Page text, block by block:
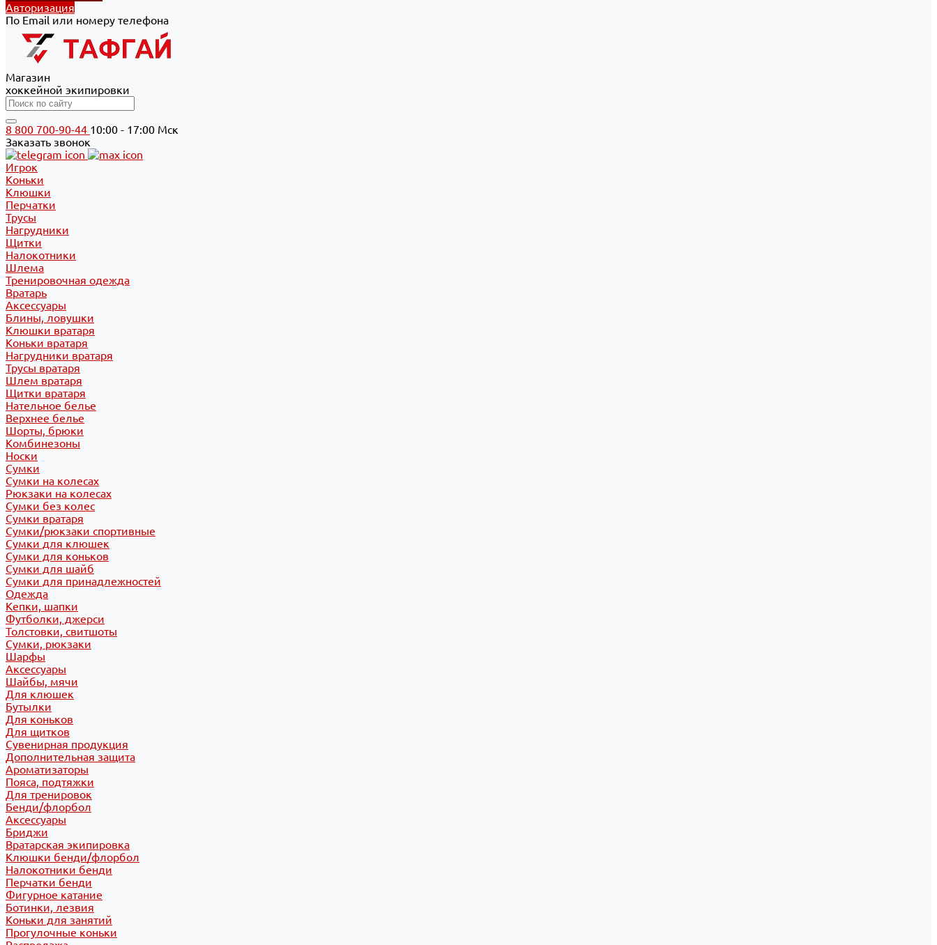
Авторизация
По Email или номеру телефона
Магазин
хоккейной экипировки
8 800 700-90-44 10:00 - 17:00 Мск
Заказать звонок
Игрок
Коньки
Клюшки
Перчатки
Трусы
Нагрудники
Щитки
Налокотники
Шлема
Тренировочная одежда
Вратарь
Аксессуары
Блины, ловушки
Клюшки вратаря
Коньки вратаря
Нагрудники вратаря
Трусы вратаря
Шлем вратаря
Щитки вратаря
Нательное белье
Верхнее белье
Шорты, брюки
Комбинезоны
Носки
Сумки
Сумки на колесах
Рюкзаки на колесах
Сумки без колес
Сумки вратаря
Сумки/рюкзаки спортивные
Сумки для клюшек
Сумки для коньков
Сумки для шайб
Сумки для принадлежностей
Одежда
Кепки, шапки
Футболки, джерси
Толстовки, свитшоты
Сумки, рюкзаки
Шарфы
Аксессуары
Шайбы, мячи
Для клюшек
Бутылки
Для коньков
Для щитков
Сувенирная продукция
Дополнительная защита
Ароматизаторы
Пояса, подтяжки
Для тренировок
Бенди/флорбол
Аксессуары
Бриджи
Вратарская экипировка
Клюшки бенди/флорбол
Налокотники бенди
Перчатки бенди
Фигурное катание
Ботинки, лезвия
Коньки для занятий
Прогулочные коньки